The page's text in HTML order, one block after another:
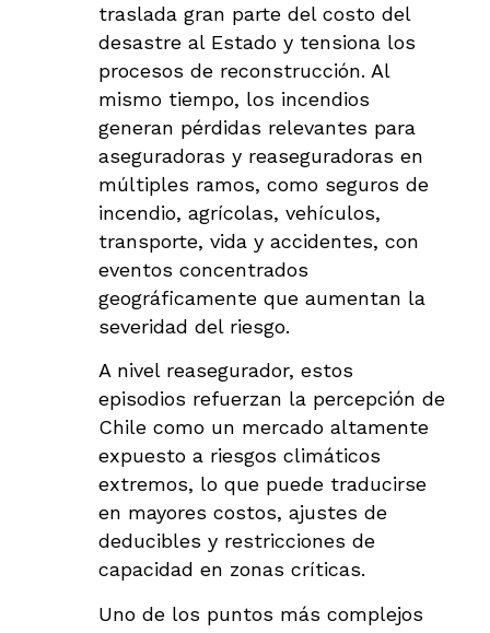
traslada gran parte del costo del
desastre al Estado y tensiona los
procesos de reconstrucción. Al
mismo tiempo, los incendios
generan pérdidas relevantes para
aseguradoras y reaseguradoras en
múltiples ramos, como seguros de
incendio, agrícolas, vehículos,
transporte, vida y accidentes, con
eventos concentrados
geográficamente que aumentan la
severidad del riesgo.
A nivel reasegurador, estos
episodios refuerzan la percepción de
Chile como un mercado altamente
expuesto a riesgos climáticos
extremos, lo que puede traducirse
en mayores costos, ajustes de
deducibles y restricciones de
capacidad en zonas críticas.
Uno de los puntos más complejos